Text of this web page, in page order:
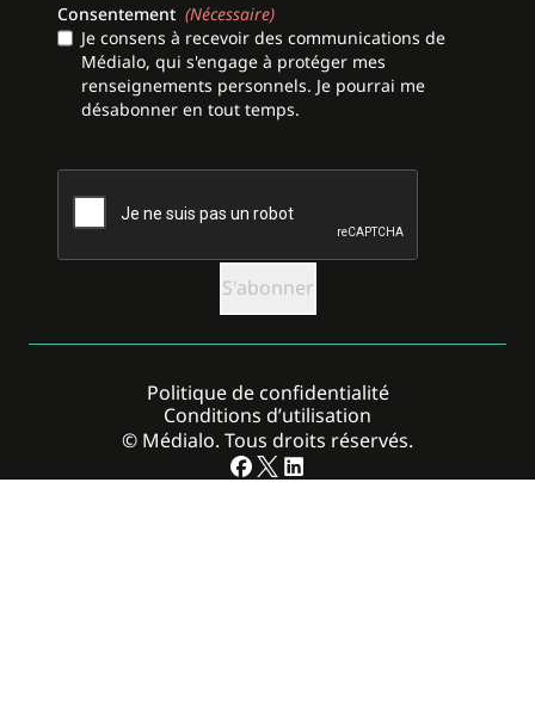
Consentement (Nécessaire)
Je consens à recevoir des communications de
Médialo, qui s'engage à protéger mes
renseignements personnels. Je pourrai me
désabonner en tout temps.
CAPTCHA
© Médialo. Tous droits réservés.
Politique de confidentialité
Conditions d’utilisation